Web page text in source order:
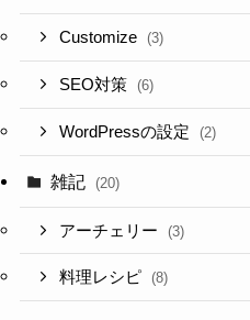
Customize (3)
SEO対策 (6)
WordPressの設定 (2)
雑記 (20)
アーチェリー (3)
料理レシピ (8)